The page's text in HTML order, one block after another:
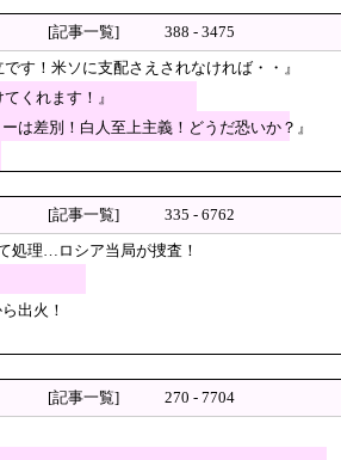
式典！粉砕！」
30年」の判決
ださい・・・」→「」
る」記者「具体的には？」→
が紹介する本当の中国だ」と
倍元首相の悲劇や石破前首相
[記事一覧]
388 - 3475
す！米ソに支配さえされなければ・・』
くれます！』
差別！白人至上主義！どうだ恐いか？』
[記事一覧]
335 - 6762
処理…ロシア当局が捜査！
出火！
[記事一覧]
270 - 7704